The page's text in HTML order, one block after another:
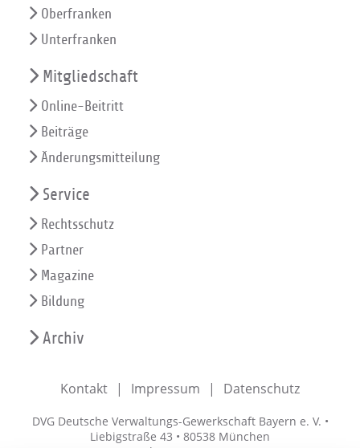
Oberfranken
Unterfranken
Mitgliedschaft
Online-Beitritt
Beiträge
Änderungsmitteilung
Service
Rechtsschutz
Partner
Magazine
Bildung
Archiv
Kontakt Impressum Datenschutz
DVG Deutsche Verwaltungs-Gewerkschaft Bayern e. V. •
Liebigstraße 43 • 80538 München